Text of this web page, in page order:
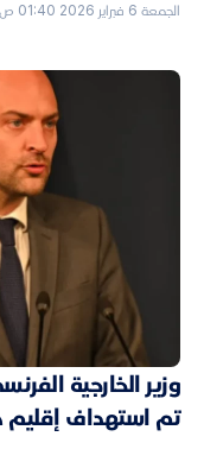
الجمعة 6 فبراير 2026 01:40 ص
وزير الخارجية
تم استهداف إقليم